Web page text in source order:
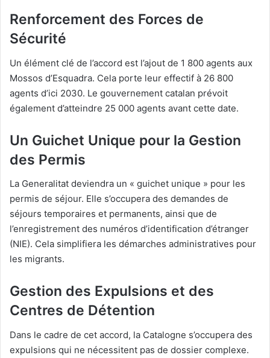
Renforcement des Forces de
Sécurité
Un élément clé de l’accord est l’ajout de 1 800 agents aux
Mossos d’Esquadra. Cela porte leur effectif à 26 800
agents d’ici 2030. Le gouvernement catalan prévoit
également d’atteindre 25 000 agents avant cette date.
Un Guichet Unique pour la Gestion
des Permis
La Generalitat deviendra un « guichet unique » pour les
permis de séjour. Elle s’occupera des demandes de
séjours temporaires et permanents, ainsi que de
l’enregistrement des numéros d’identification d’étranger
(NIE). Cela simplifiera les démarches administratives pour
les migrants.
Gestion des Expulsions et des
Centres de Détention
Dans le cadre de cet accord, la Catalogne s’occupera des
expulsions qui ne nécessitent pas de dossier complexe.